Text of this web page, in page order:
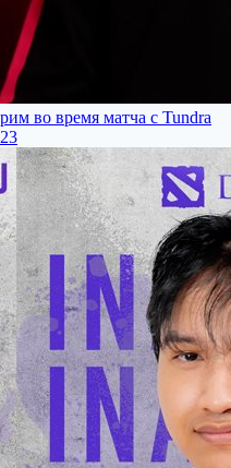
во время матча с Tundra